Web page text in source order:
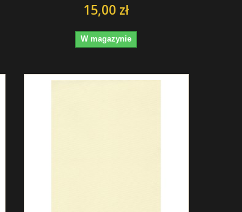
15,00 zł
W magazynie